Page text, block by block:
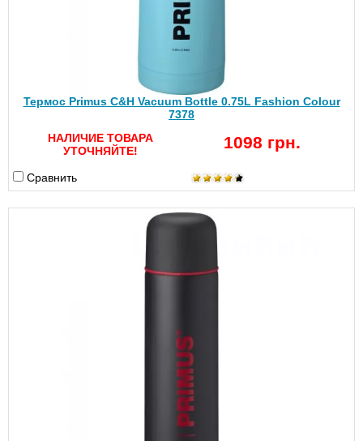
Термос Primus C&H Vacuum Bottle 0.75L Fashion Colour
7378
НАЛИЧИЕ ТОВАРА
УТОЧНЯЙТЕ!
1098 грн.
Сравнить